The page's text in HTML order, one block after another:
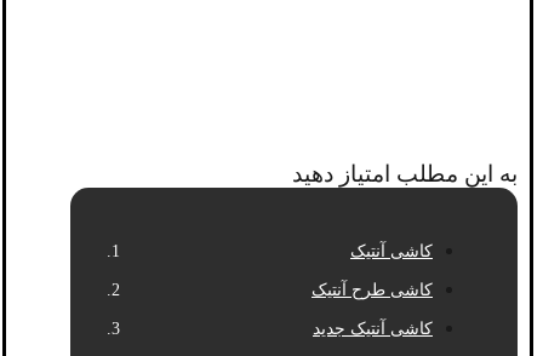
به این مطلب امتیاز دهید
کاشی آنتیک
کاشی طرح آنتیک
کاشی آنتیک جدید